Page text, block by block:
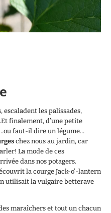
escaladent les palissades,
finalement, d’une petite
faut-il dire un légume…
chez nous au jardin, car
La mode de ces
dans nos potagers.
la courge Jack-o’-lantern
utilisait la vulgaire betterave
maraîchers et tout un chacun